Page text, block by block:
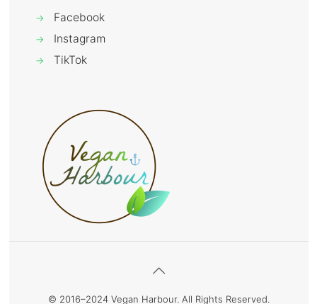
→ Facebook
→ Instagram
→ TikTok
© 2016–2024 Vegan Harbour. All Rights Reserved.